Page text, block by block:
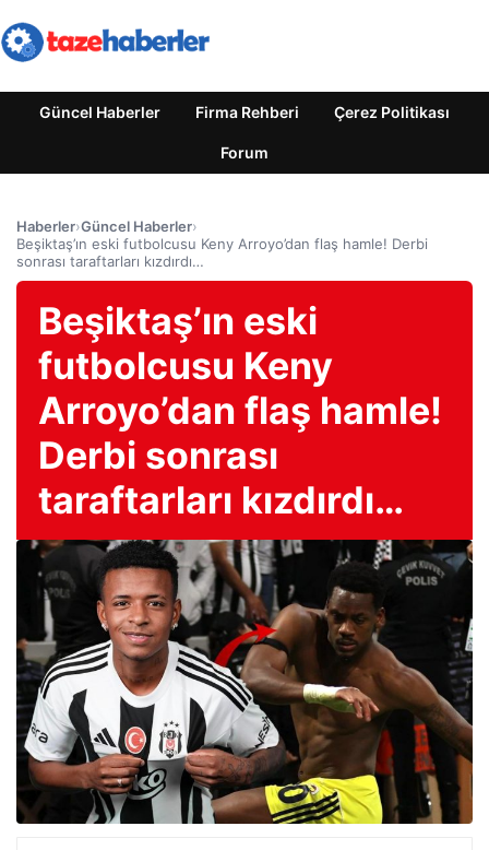
Güncel Haberler Firma Rehberi Çerez Politikası
Forum
Haberler›Güncel Haberler›
Beşiktaş’ın eski futbolcusu Keny Arroyo’dan flaş hamle! Derbi
sonrası taraftarları kızdırdı…
Beşiktaş’ın eski
futbolcusu Keny
Arroyo’dan flaş hamle!
Derbi sonrası
taraftarları kızdırdı…